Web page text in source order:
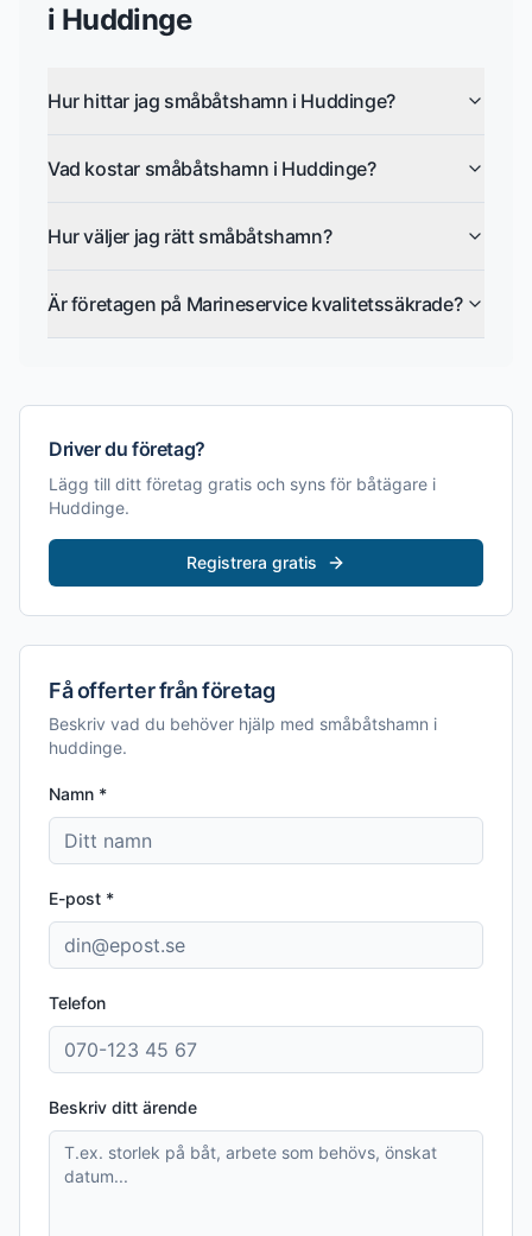
i Huddinge
Hur hittar jag småbåtshamn i Huddinge?
Vad kostar småbåtshamn i Huddinge?
Hur väljer jag rätt småbåtshamn?
Är företagen på Marineservice kvalitetssäkrade?
Driver du företag?
Lägg till ditt företag gratis och syns för båtägare i
Huddinge.
Registrera gratis
Få offerter från företag
Beskriv vad du behöver hjälp med småbåtshamn i
huddinge.
Namn *
E-post *
Telefon
Beskriv ditt ärende